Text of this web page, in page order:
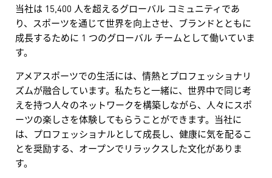
当社は 15,400 人を超えるグローバル コミュニティであ
り、スポーツを通じて世界を向上させ、ブランドとともに
成長するために 1 つのグローバル チームとして働いていま
す。
アメアスポーツでの生活には、情熱とプロフェッショナリ
ズムが融合しています。私たちと一緒に、世界中で同じ考
えを持つ人々のネットワークを構築しながら、人々にスポ
ーツの楽しさを体験してもらうことができます。当社に
は、プロフェッショナルとして成長し、健康に気を配るこ
とを奨励する、オープンでリラックスした文化がありま
す。